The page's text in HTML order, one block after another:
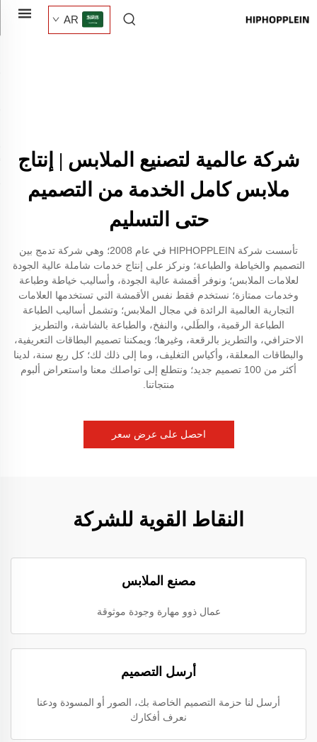
AR
شركة عالمية لتصنيع الملابس | إنتاج
ملابس كامل الخدمة من التصميم
حتى التسليم
تأسست شركة HIPHOPPLEIN في عام 2008؛ وهي شركة تدمج بين
التصميم والخياطة والطباعة؛ ونركز على إنتاج خدمات شاملة عالية الجودة
لعلامات الملابس؛ ونوفر أقمشة عالية الجودة، وأساليب خياطة وطباعة
وخدمات ممتازة؛ نستخدم فقط نفس الأقمشة التي تستخدمها العلامات
التجارية العالمية الرائدة في مجال الملابس؛ وتشمل أساليب الطباعة
الطباعة الرقمية، والطَلي، والنفخ، والطباعة بالشاشة، والتطريز
الاحترافي، والتطريز بالرقعة، وغيرها؛ ويمكننا تصميم البطاقات التعريفية،
والبطاقات المعلقة، وأكياس التغليف، وما إلى ذلك لك؛ كل ربع سنة، لدينا
أكثر من 100 تصميم جديد؛ ونتطلع إلى تواصلك معنا واستعراض ألبوم
منتجاتنا.
احصل على عرض سعر
النقاط القوية للشركة
مصنع الملابس
عمال ذوو مهارة وجودة موثوقة
أرسل التصميم
أرسل لنا حزمة التصميم الخاصة بك، الصور أو المسودة ودعنا
نعرف أفكارك